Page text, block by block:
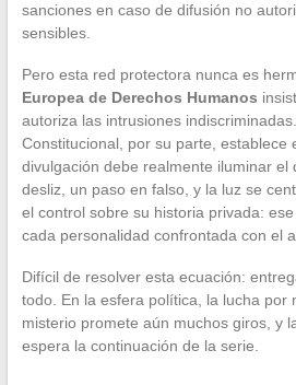
sanciones en caso de difusión no
sensibles.
Pero esta red protectora nunca es
Europea de Derechos Humanos
autoriza las intrusiones
Constitucional, por su parte, establece
divulgación debe realmente iluminar el
desliz, un paso en falso, y la luz se
el control sobre su historia privada:
cada personalidad confrontada con el
Difícil de resolver esta ecuación:
todo. En la esfera política, la lucha por
misterio promete aún muchos giros, y
espera la continuación de la serie.